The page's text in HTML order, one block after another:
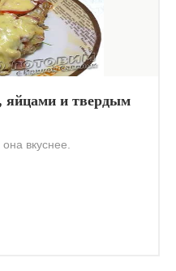
яйцами и твердым
вкуснее.